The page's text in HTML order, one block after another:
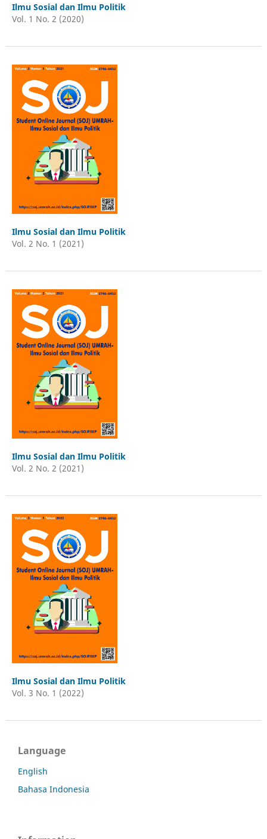
Ilmu Sosial dan Ilmu Politik
Vol. 1 No. 2 (2020)
Ilmu Sosial dan Ilmu Politik
Vol. 2 No. 1 (2021)
Ilmu Sosial dan Ilmu Politik
Vol. 2 No. 2 (2021)
Ilmu Sosial dan Ilmu Politik
Vol. 3 No. 1 (2022)
Language
English
Bahasa Indonesia